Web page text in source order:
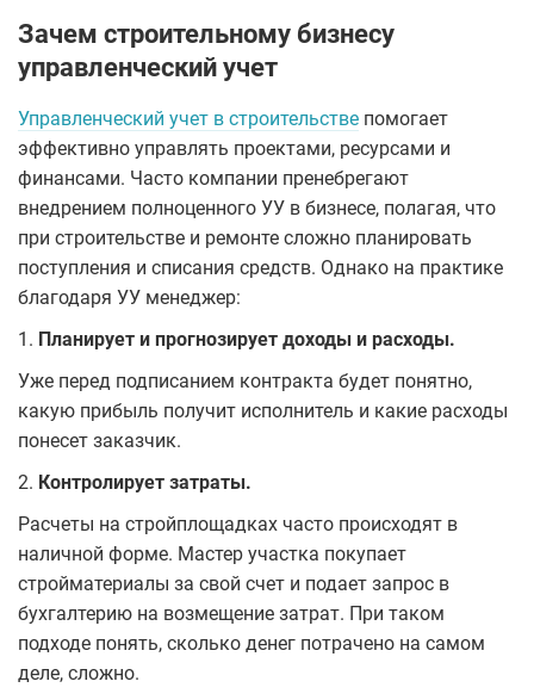
Зачем строительному бизнесу
управленческий учет
Управленческий учет в строительстве помогает
эффективно управлять проектами, ресурсами и
финансами. Часто компании пренебрегают
внедрением полноценного УУ в бизнесе, полагая, что
при строительстве и ремонте сложно планировать
поступления и списания средств. Однако на практике
благодаря УУ менеджер:
1. Планирует и прогнозирует доходы и расходы.
Уже перед подписанием контракта будет понятно,
какую прибыль получит исполнитель и какие расходы
понесет заказчик.
2. Контролирует затраты.
Расчеты на стройплощадках часто происходят в
наличной форме. Мастер участка покупает
стройматериалы за свой счет и подает запрос в
бухгалтерию на возмещение затрат. При таком
подходе понять, сколько денег потрачено на самом
деле, сложно.